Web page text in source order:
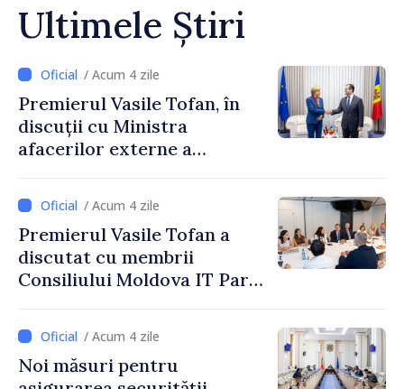
Ultimele Știri
/ Acum 4 zile
Premierul Vasile Tofan, în
discuții cu Ministra
afacerilor externe a
/ Acum 4 zile
Premierul Vasile Tofan a
discutat cu membrii
Consiliului Moldova IT Park:
industriei IT”
/ Acum 4 zile
Noi măsuri pentru